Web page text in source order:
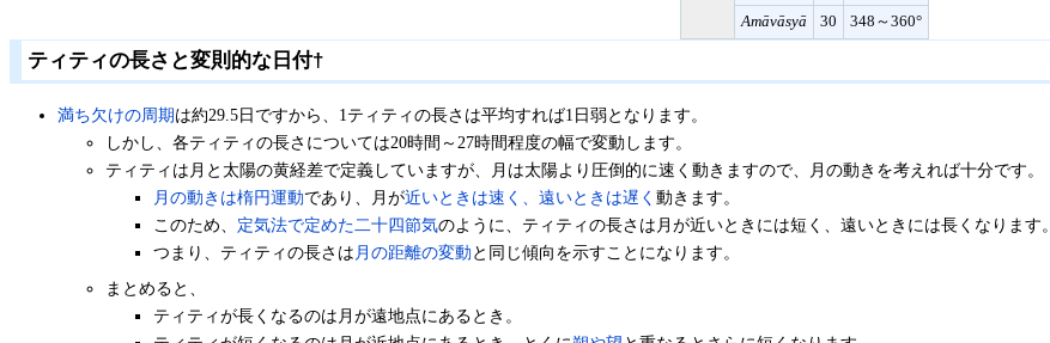
Amāvāsyā
30 348～360°
ティティの長さと変則的な日付†
満ち欠けの周期は約29.5日ですから、1ティティの長さは平均すれば1日弱となります。
しかし、各ティティの長さについては20時間～27時間程度の幅で変動します。
ティティは月と太陽の黄経差で定義していますが、月は太陽より圧倒的に速く動きますので、月の動きを考えれば十分です。
月の動きは楕円運動であり、月が近いときは速く、遠いときは遅く 動きます。
このため、 定気法で定めた二十四節気のように、ティティの長さは月が近いときには短く、遠いときには長くなります。
つまり、ティティの長さは 月の距離の変動と同じ傾向を示すことになります。
まとめると、
ティティが長くなるのは月が遠地点にあるとき。